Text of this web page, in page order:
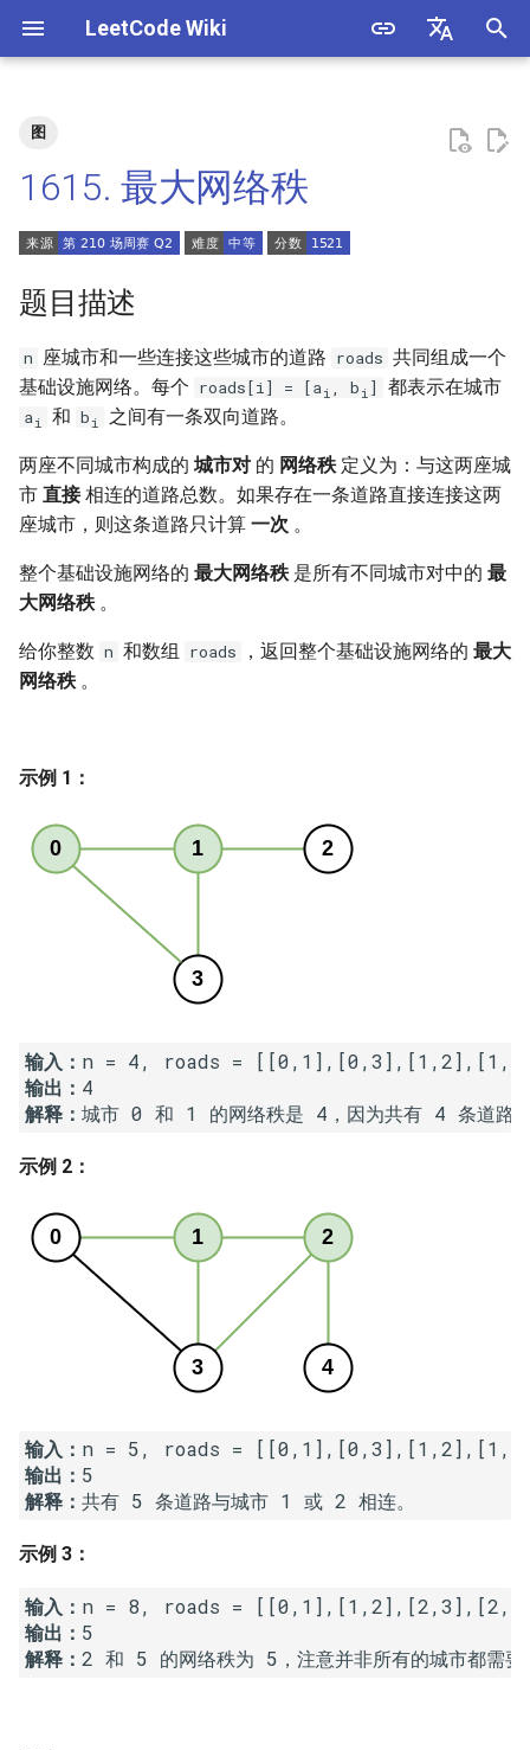
LeetCode Wiki
在
始
化
搜
引
擎
7. 重建二叉树
9. 用两个栈实现队列
10.1. 斐波那契数列
10.2. 青蛙跳台阶问题
12. 矩阵中的路径
14.2. 剪绳子 II
15. 二进制中 1 的个数
16. 数值的整数次方
18. 删除链表的节点
21. 调整数组顺序使奇数位于
22. 链表中倒数第 k 个节点
25. 合并两个排序的链表
28. 对称的二叉树
数
4. 只出现一次的数字
5. 单词长度的最大乘积
6. 排序数组中两个数字之和
7. 数组中和为 0 的三个数
8. 和大于等于 target 的最短子
9. 乘积小于 K 的子数组
12. 左右两边子数组的和相等
13. 二维子矩阵的和
14. 字符串中的变位词
16. 不含重复字符的最长子字
符串
17. 含有所有字符的最短字符
18. 有效的回文
19. 最多删除一个字符得到回
21. 删除链表的倒数第 n 个结
点
22. 链表中环的入口节点
23. 两个链表的第一个重合节
点
1.5. 一次编辑
1.6. 字符串压缩
1.7. 旋转矩阵
1.8. 零矩阵
2.1. 移除重复节点
2.4. 分割链表
2.5. 链表求和
2.8. 环路检测
3.3. 堆盘子
3.6. 动物收容所
4.1. 节点间通路
4.2. 最小高度树
4.3. 特定深度节点链表
4.4. 检查平衡性
图
1615. 最大网络秩
题目描述
n 座城市和一些连接这些城市的道路 roads 共同组成一个
基础设施网络。每个 roads[i] = [ai , b i ] 都表示在城市
ai 和 b i 之间有一条双向道路。
两座不同城市构成的 城市对 的 网络秩定义为：与这两座城
市 直接相连的道路总数。如果存在一条道路直接连接这两
座城市，则这条道路只计算 一次 。
整个基础设施网络的 最大网络秩是所有不同城市对中的 最
大网络秩。
给你整数 n 和数组 roads ，返回整个基础设施网络的 最大
网络秩。
示例 1：
输入：
输出：
解释：
示例 2：
输入：
输出：
解释：
示例 3：
输入：
输出：
解释：